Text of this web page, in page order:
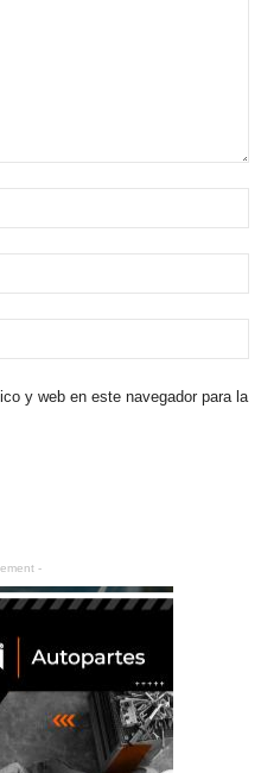
y web en este navegador para la
-